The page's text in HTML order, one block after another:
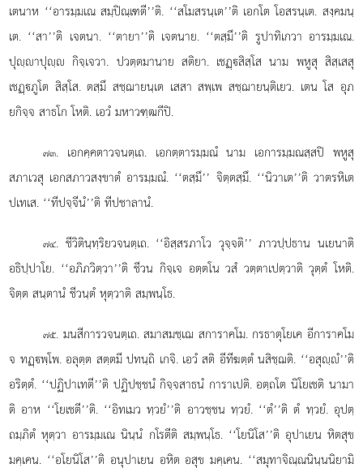
เตนาห ‘‘อารมฺมเณ สมฺปิณฺเฑตี’’ติ. ‘‘สโมสรนฺเต’’ติ เอกโต โอสรนฺเต. สงฺคมนฺ
เต. ‘‘สา’’ติ เจตนา. ‘‘ตายา’’ติ เจตนาย. ‘‘ตสฺมึ’’ติ รูปาทิเกวา อารมฺมเณ.
ปุฺาปุฺ กิจฺเจวา. ปวตฺตมานาย สติยา. เชฏฺสิสฺโส นาม พหูสุ สิสฺเสสุ
เชฏฺภูโต สิสฺโส. ตสฺมึ สชฺฌายนฺเต เสสา สพฺเพ สชฺฌายนฺติเยว. เตน โส อุภ
ยกิจฺจ สาธโก โหติ. เอวํ มหาวฑฺฒกีปิ.
๗๓. เอกคฺคตาวจนตฺเถ. เอกตฺตารมฺมณํ นาม เอการมฺมณสฺสปิ พหูสุ
สภาเวสุ เอกสภาวสงฺขาตํ อารมฺมณํ. ‘‘ตสฺมึ’’ จิตฺตสฺมึ. ‘‘นิวาเต’’ติ วาตรหิเต
ปเทเส. ‘‘ทีปจฺจีนํ’’ติ ทีปชาลานํ.
๗๔. ชีวิตินฺทฺริยวจนตฺเถ. ‘‘อิสฺสรภาโว วุจฺจติ’’ ภาวปฺปธาน นเยนาติ
อธิปฺปาโย. ‘‘อภิภวิตฺวา’’ติ ชีวน กิจฺเจ อตฺตโน วสํ วตฺตาเปตฺวาติ วุตฺตํ โหติ.
จิตฺต สนฺตานํ ชีวนฺตํ หุตฺวาติ สมฺพนฺโธ.
๗๕. มนสีการวจนตฺเถ. สมาสมชฺเฌ สการาคโม. กรธาตุโยเค อีการาคโม
จ ทฏฺพฺโพ. อลุตฺต สตฺตมี ปทนฺถิ เกจิ. เอวํ สติ อีทีฆตฺตํ นสิชฺฌติ. ‘‘อสุฺํ’’ติ
อริตฺตํ. ‘‘ปฏิปาเทตี’’ติ ปฏิปชฺชนํ กิจฺจสาธนํ การาเปติ. อตฺถโต นิโยเชติ นามา
ติ อาห ‘‘โยเชตี’’ติ. ‘‘อิทเมว ทฺวยํ’’ติ อาวชฺชน ทฺวยํ. ‘‘ตํ’’ติ ตํ ทฺวยํ. อุปตฺ
ถมฺภิตํ หุตฺวา อารมฺมเณ นินฺนํ กโรตีติ สมฺพนฺโธ. ‘‘โยนิโส’’ติ อุปาเยน หิตสุข
มคฺเคน. ‘‘อโยนิโส’’ติ อนุปาเยน อหิต อสุข มคฺเคน. ‘‘สมุทาจิณฺณนินฺนนิยามิ